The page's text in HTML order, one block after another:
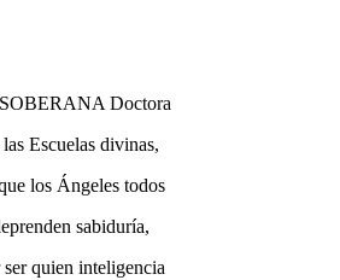
Doctora
las Escuelas divinas,
los Ángeles todos
sabiduría,
ser quien inteligencia